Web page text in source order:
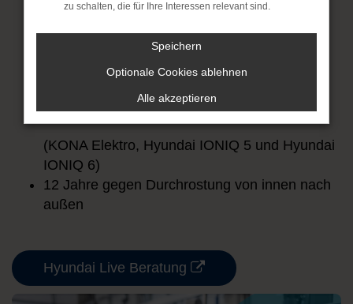
5 Jahre Fahrzeuggarantie*
5 Jahre Mobilitätsgarantie*
5 Sicherheits-Checks*
8 Jahre Garantie auf die Hochvoltbatterie bis
(KONA Elektro, Hyundai IONIQ 5 und Hyundai
IONIQ 6)
12 Jahre gegen Durchrostung von innen nach
außen
Hyundai Live Beratung
zu schalten, die für Ihre Interessen relevant sind.
Speichern
Optionale Cookies ablehnen
Alle akzeptieren